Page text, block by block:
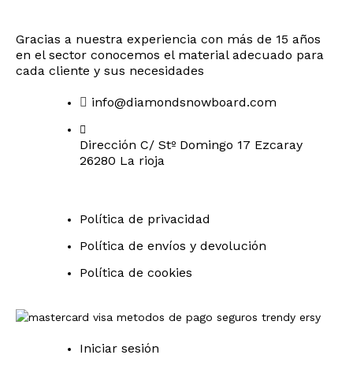
Gracias a nuestra experiencia con más de 15 años
en el sector conocemos el material adecuado para
cada cliente y sus necesidades
info@diamondsnowboard.com
Dirección C/ Stº Domingo 17 Ezcaray
26280 La rioja
Política de privacidad
Política de envíos y devolución
Política de cookies
Iniciar sesión